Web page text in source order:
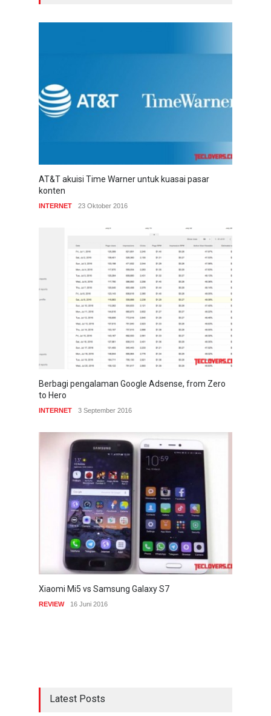
AT&T akuisi Time Warner untuk kuasai pasar
konten
INTERNET 23 Oktober 2016
Berbagi pengalaman Google Adsense, from Zero
to Hero
INTERNET 3 September 2016
Xiaomi Mi5 vs Samsung Galaxy S7
REVIEW 16 Juni 2016
Latest Posts